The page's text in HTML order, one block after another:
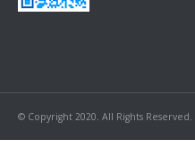
© Copyright 2020. All Rights Reserved.